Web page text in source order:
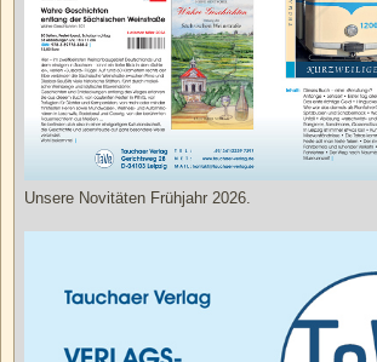
Unsere Novitäten Frühjahr 2026.